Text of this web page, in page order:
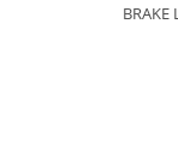
BRAKE